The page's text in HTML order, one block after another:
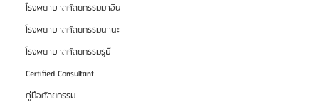
โรงพยาบาลศัลยกรรมมาอิน
โรงพยาบาลศัลยกรรมนานะ
โรงพยาบาลศัลยกรรมรูบี
Certified Consultant
คู่มือศัลยกรรม